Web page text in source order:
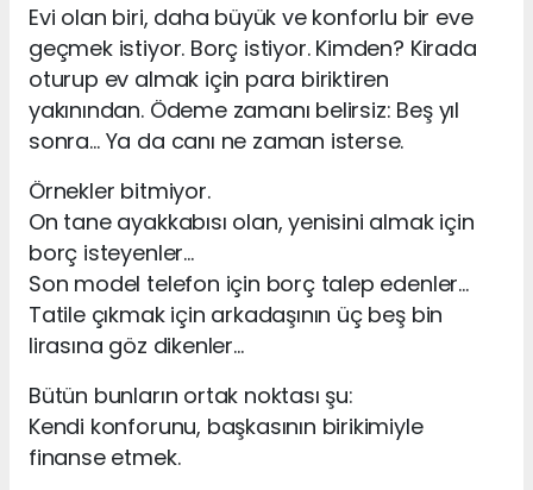
Evi olan biri, daha büyük ve konforlu bir eve
geçmek istiyor. Borç istiyor. Kimden? Kirada
oturup ev almak için para biriktiren
yakınından. Ödeme zamanı belirsiz: Beş yıl
sonra… Ya da canı ne zaman isterse.
Örnekler bitmiyor.
On tane ayakkabısı olan, yenisini almak için
borç isteyenler…
Son model telefon için borç talep edenler…
Tatile çıkmak için arkadaşının üç beş bin
lirasına göz dikenler…
Bütün bunların ortak noktası şu:
Kendi konforunu, başkasının birikimiyle
finanse etmek.